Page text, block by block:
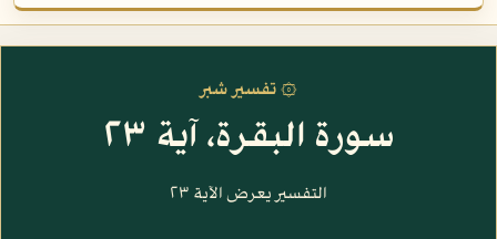
۞ تفسير شبر
سورة البقرة، آية ٢٣
التفسير يعرض الآية ٢٣